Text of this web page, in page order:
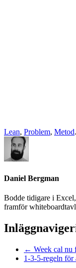
Lean, Problem, Metod.
Daniel Bergman
Bodde tidigare i
framför
← Week cal nu
1-3-5-regeln för